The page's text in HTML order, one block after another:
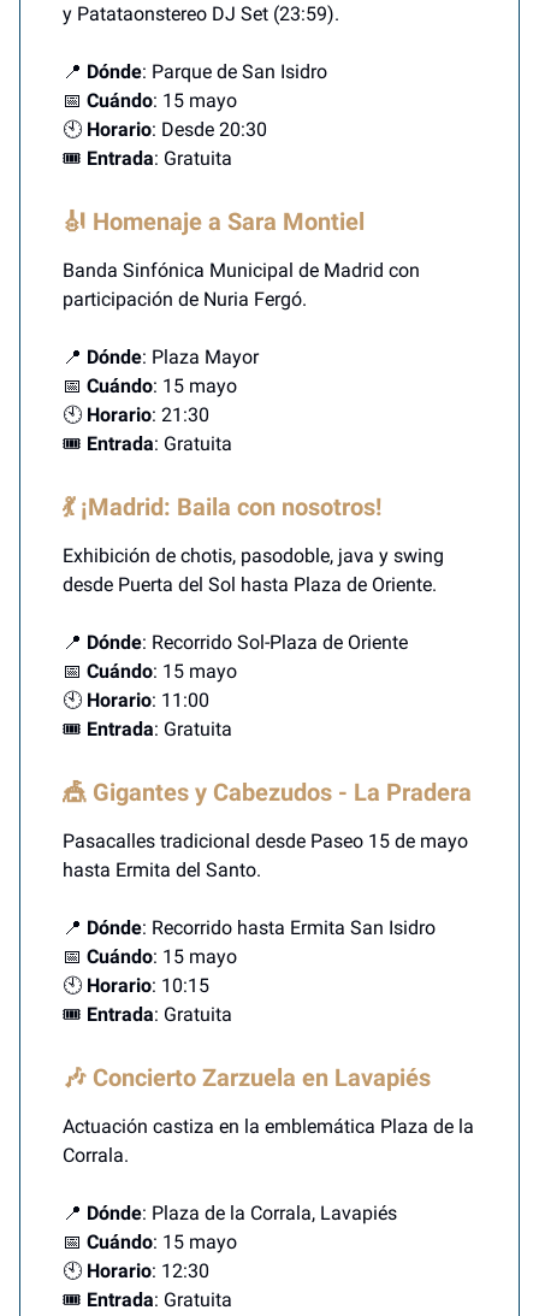
y Patataonstereo DJ Set (23:59).
📍 Dónde: Parque de San Isidro
📅 Cuándo: 15 mayo
🕙 Horario: Desde 20:30
🎟️ Entrada: Gratuita
🎻 Homenaje a Sara Montiel
Banda Sinfónica Municipal de Madrid con
participación de Nuria Fergó.
📍 Dónde: Plaza Mayor
📅 Cuándo: 15 mayo
🕙 Horario: 21:30
🎟️ Entrada: Gratuita
💃 ¡Madrid: Baila con nosotros!
Exhibición de chotis, pasodoble, java y swing
desde Puerta del Sol hasta Plaza de Oriente.
📍 Dónde: Recorrido Sol-Plaza de Oriente
📅 Cuándo: 15 mayo
🕙 Horario: 11:00
🎟️ Entrada: Gratuita
🎪 Gigantes y Cabezudos - La Pradera
Pasacalles tradicional desde Paseo 15 de mayo
hasta Ermita del Santo.
📍 Dónde: Recorrido hasta Ermita San Isidro
📅 Cuándo: 15 mayo
🕙 Horario: 10:15
🎟️ Entrada: Gratuita
🎶 Concierto Zarzuela en Lavapiés
Actuación castiza en la emblemática Plaza de la
Corrala.
📍 Dónde: Plaza de la Corrala, Lavapiés
📅 Cuándo: 15 mayo
🕙 Horario: 12:30
🎟️ Entrada: Gratuita